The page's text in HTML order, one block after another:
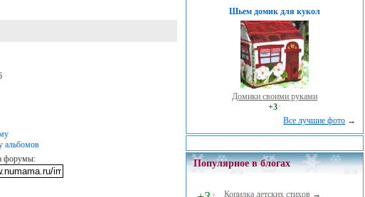
альбомов
форумы:
Шьем домик для кукол
Домики своими руками
+3↑
Все лучшие фото →
Популярное в блогах
Копилка детских стихов →